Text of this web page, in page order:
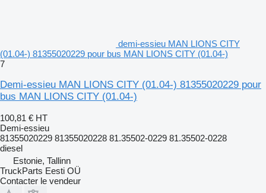
demi-essieu MAN LIONS CITY
(01.04-) 81355020229 pour bus MAN LIONS CITY (01.04-)
7
Demi-essieu MAN LIONS CITY (01.04-) 81355020229 pour
bus MAN LIONS CITY (01.04-)
100,81 € HT
Demi-essieu
81355020229 81355020228 81.35502-0229 81.35502-0228
diesel
Estonie, Tallinn
TruckParts Eesti OÜ
Contacter le vendeur